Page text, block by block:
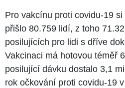
Pro vakcínu proti covidu-19
přišlo 80.759 lidí, z toho
posilujících pro lidi s dříve
Vakcinaci má hotovou téměř
posilující dávku dostalo 3,1
rok očkování proti covidu-19